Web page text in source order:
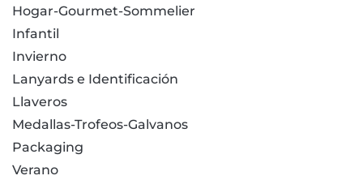
Hogar-Gourmet-Sommelier
Infantil
Invierno
Lanyards e Identificación
Llaveros
Medallas-Trofeos-Galvanos
Packaging
Verano